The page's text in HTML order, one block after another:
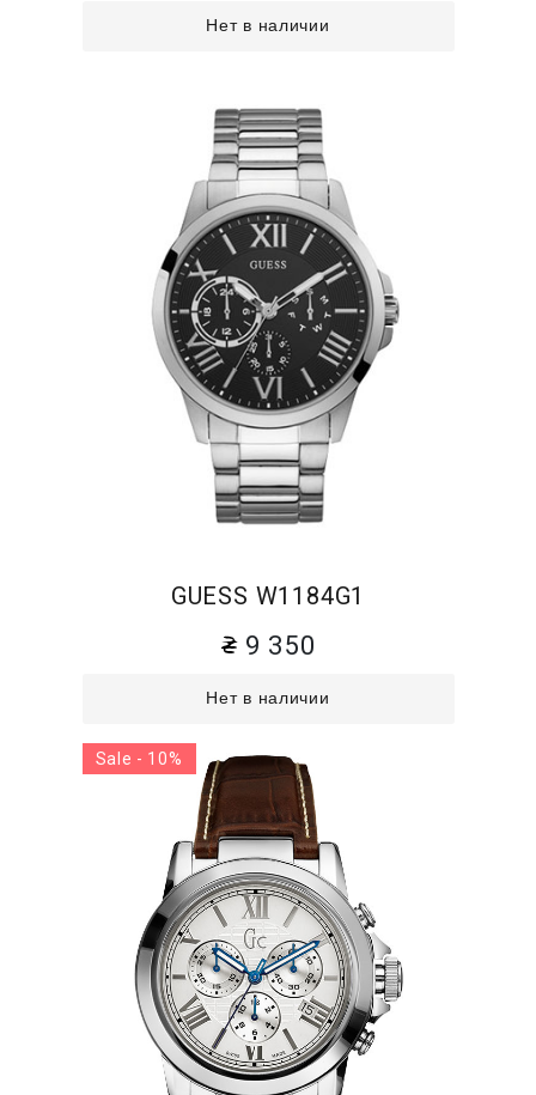
Нет в наличии
GUESS W1184G1
9 350
Нет в наличии
Sale - 10%